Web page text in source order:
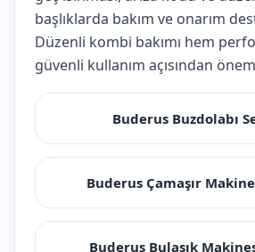
başlıklarda bakım ve onarım
Düzenli kombi bakımı hem
güvenli kullanım açısından önem
Buderus Buzdolabı
Buderus Çamaşır
Buderus Bulaşık